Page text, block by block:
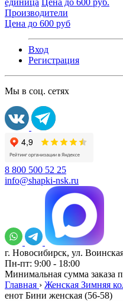
единица Цена до 600 руб.
Производители
Цена до 600 руб
Вход
Регистрация
Мы в соц. сетях
8 800 500 52 25
info@shapki-nsk.ru
г. Новосибирск, ул.
Пн-пт: 9:00 - 18:00
Минимальная сумма заказа
Главная › Женская Зимняя
енот Бини женская (56-58)